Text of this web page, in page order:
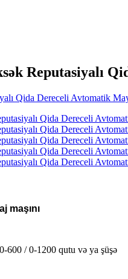
Reputasiyalı
maşını
600 / 0-1200 qutu və ya şüşə